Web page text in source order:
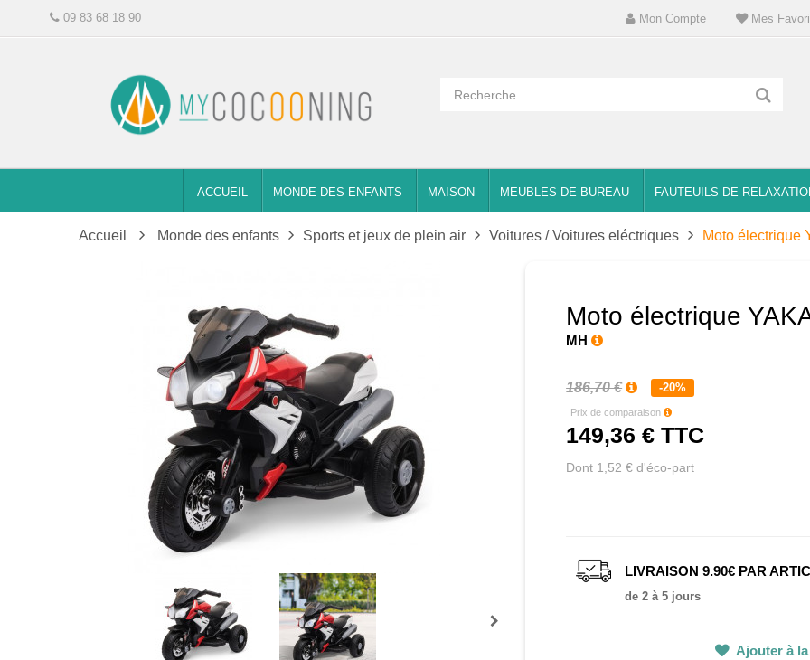
Mon Compte Mes
09 83 68 18 90
ACCUEIL MONDE DES ENFANTS MAISON MEUBLES DE BUREAU FAUTEUILS DE
Accueil Monde des enfants Sports et jeux de plein air Voitures / Voitures eléctriques Moto électrique
Moto électrique
MH
186,70 € -20%
Prix de comparaison
149,36 € TTC
Dont 1,52 € d'éco-part
LIVRAISON 9.90€ PAR
de 2 à 5 jours
Ajouter à